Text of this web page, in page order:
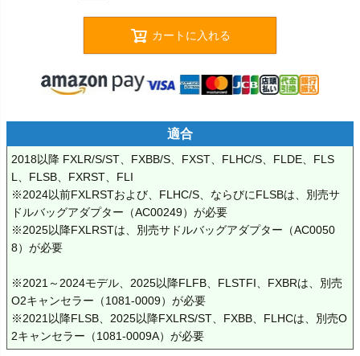
カートに入れる
適合
2018以降 FXLR/S/ST、FXBB/S、FXST、FLHC/S、FLDE、FLS
L、FLSB、FXRST、FLI
※2024以前FXLRSTおよび、FLHC/S、ならびにFLSBは、別売サ
ドルバッグアダプター（AC00249）が必要
※2025以降FXLRSTは、別売サドルバッグアダプター（AC0050
8）が必要
※2021～2024モデル、2025以降FLFB、FLSTFI、FXBRは、別売
O2キャンセラー（1081-0009）が必要
※2021以降FLSB、2025以降FXLRS/ST、FXBB、FLHCは、別売O
2キャンセラー（1081-0009A）が必要